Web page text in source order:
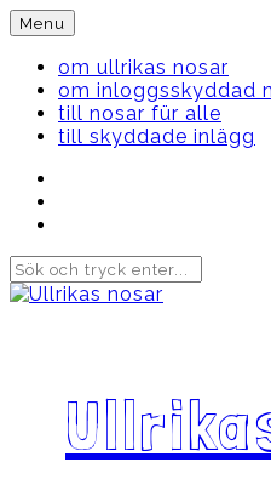
Skip
to
content
Menu
om ullrikas nosar
om inloggsskyddad
till nosar für alle
till skyddade inlägg